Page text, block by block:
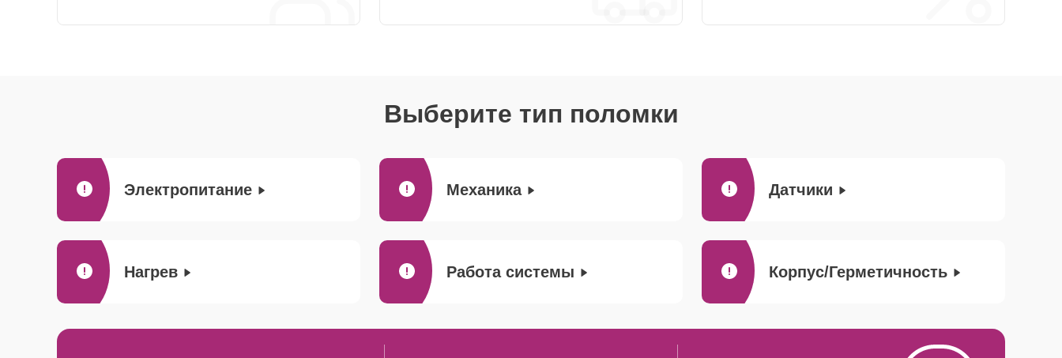
Выберите тип поломки
Электропитание Механика Датчики
Нагрев Работа системы Корпус/Герметичность